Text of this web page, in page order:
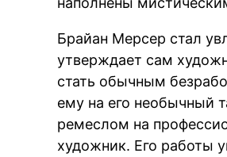
Брайан Мерсер стал
утверждает сам
стать обычным
ему на его необычный
ремеслом на
художник. Его работы